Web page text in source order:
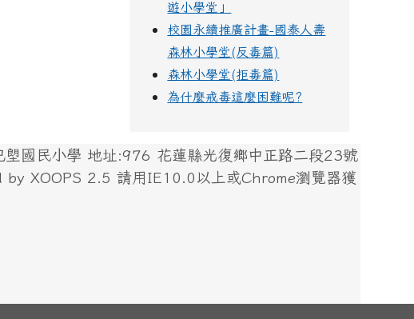
遊小學堂」
校園永續推廣計畫-國泰人壽
森林小學堂(反毒篇)
森林小學堂(拒毒篇)
為什麼戒毒這麼困難呢?
國民小學 地址:976 花蓮縣光復鄉中正路二段23號
XOOPS 2.5 請用IE10.0以上或Chrome瀏覽器獲